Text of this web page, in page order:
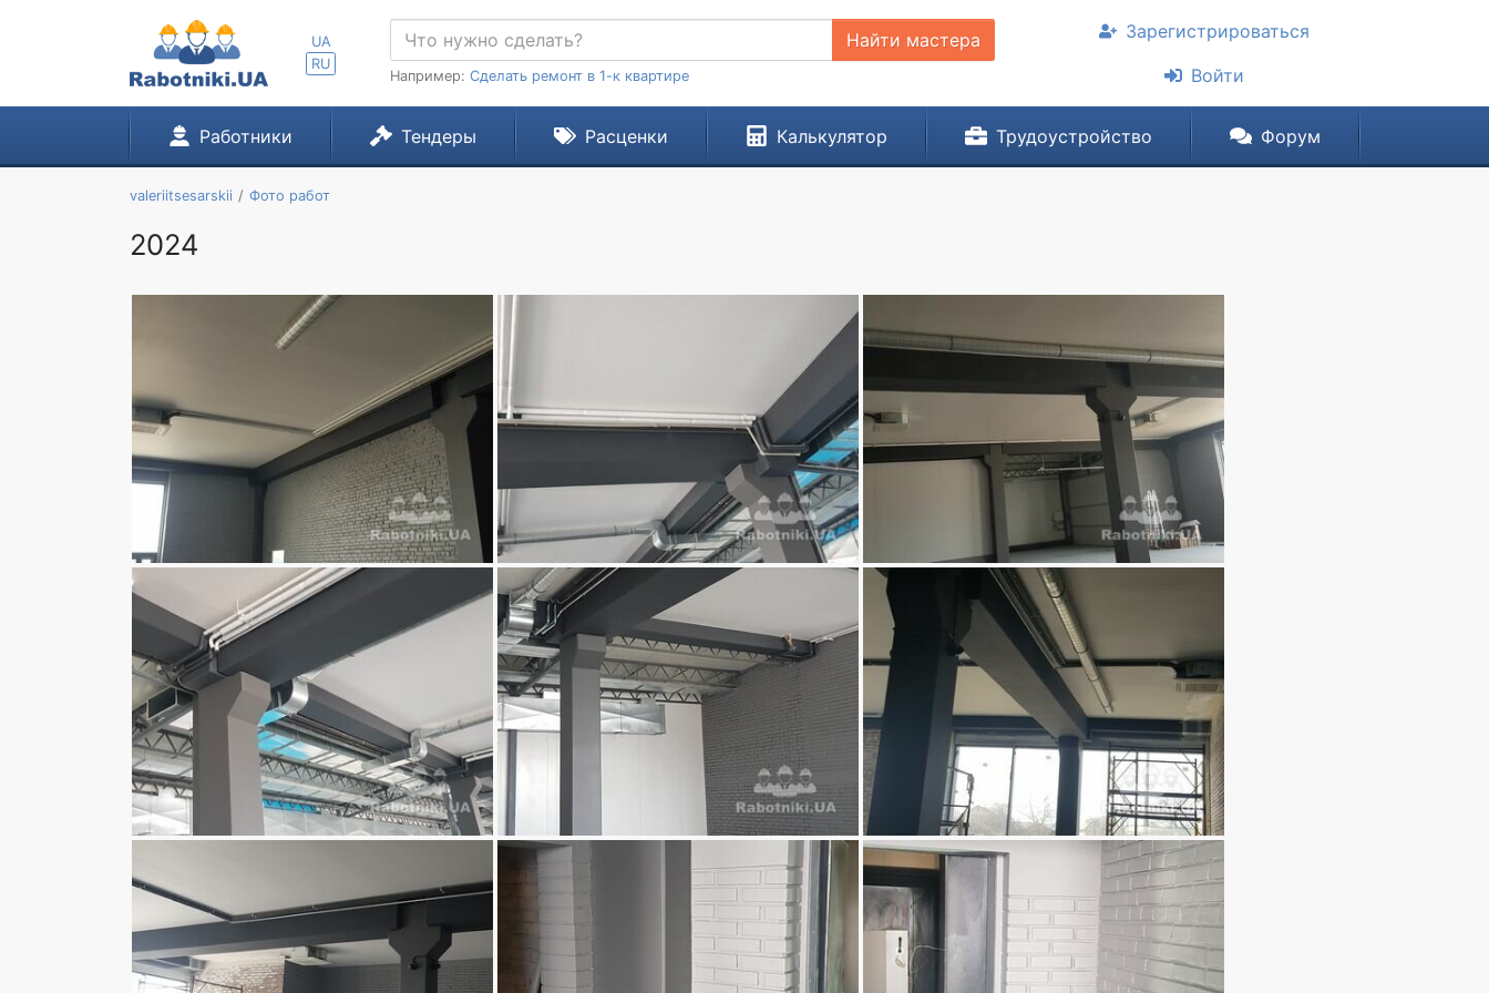
UA
RU
Найти мастера
Например: Сделать ремонт в 1-к квартире
Зарегистрироваться
Войти
Работники Тендеры Расценки Калькулятор Трудоустройство Форум
valeriitsesarskii Фото работ
2024